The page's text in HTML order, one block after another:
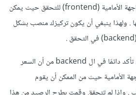
تقوم أبدا بالإعتماد على الواجهة الأمامية (frontend) للتحقق حيث يمكن
. ولهذا ينبغي أن يكون تركيزك منصب بشكل
فمثلا عند تنفيذ طلب شراء تأكد دائمًا في ال backend من أن السعر
الأمامية حيث من الممكن أن يقوم